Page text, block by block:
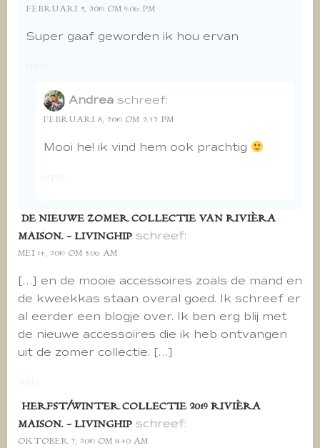
FEBRUARI 5, 2019 OM 9:06 PM
Super gaaf geworden ik hou ervan
reply
Andrea schreef:
FEBRUARI 8, 2019 OM 2:32 PM
Mooi he! ik vind hem ook prachtig
reply
DE NIEUWE ZOMER COLLECTIE VAN RIVIÈRA
MAISON. - LIVINGHIP schreef:
MEI 14, 2019 OM 5:06 AM
[…] en de mooie accessoires zoals de mand en
de kweekkas staan overal goed. Ik schreef er
al eerder een blogje over. Ik ben erg blij met
de nieuwe accessoires die ik heb ontvangen
uit de zomer collectie. […]
reply
HERFST/WINTER COLLECTIE 2019 RIVIÈRA
MAISON. - LIVINGHIP schreef:
OKTOBER 7, 2019 OM 11:40 AM